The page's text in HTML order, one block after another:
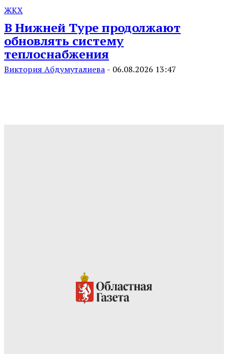
ЖКХ
В Нижней Туре продолжают
обновлять систему
теплоснабжения
Виктория Абдумуталиева - 06.08.2026 13:47